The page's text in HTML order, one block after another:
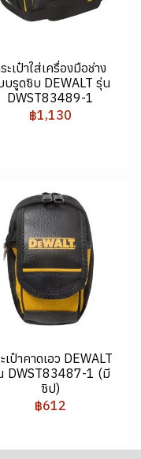
ะเป๋าใส่เครื่องมือช่าง
บรูดซิบ DEWALT รุ่น
DWST83489-1
฿1,130
เป๋าคาดเอว DEWALT
DWST83487-1 (มี
ซิป)
฿612